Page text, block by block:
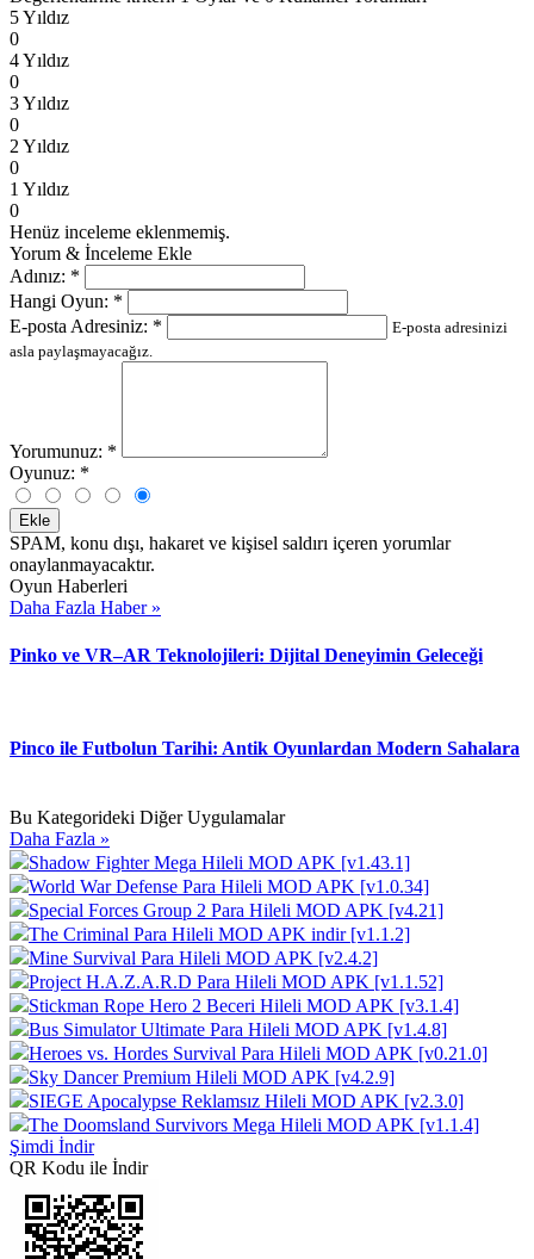
5 Yıldız
0
4 Yıldız
0
3 Yıldız
0
2 Yıldız
0
1 Yıldız
0
Henüz inceleme eklenmemiş.
Yorum & İnceleme Ekle
Adınız: *
Hangi Oyun: *
E-posta Adresiniz: *
E-posta adresinizi
asla paylaşmayacağız.
Yorumunuz: *
Oyunuz: *
Ekle
SPAM, konu dışı, hakaret ve kişisel saldırı içeren yorumlar
onaylanmayacaktır.
Oyun Haberleri
Daha Fazla Haber »
Pinko ve VR–AR Teknolojileri: Dijital Deneyimin Geleceği
Pinco ile Futbolun Tarihi: Antik Oyunlardan Modern Sahalara
Bu Kategorideki Diğer Uygulamalar
Daha Fazla »
Shadow Fighter Mega Hileli MOD APK [v1.43.1]
World War Defense Para Hileli MOD APK [v1.0.34]
Special Forces Group 2 Para Hileli MOD APK [v4.21]
The Criminal Para Hileli MOD APK indir [v1.1.2]
Mine Survival Para Hileli MOD APK [v2.4.2]
Project H.A.Z.A.R.D Para Hileli MOD APK [v1.1.52]
Stickman Rope Hero 2 Beceri Hileli MOD APK [v3.1.4]
Bus Simulator Ultimate Para Hileli MOD APK [v1.4.8]
Heroes vs. Hordes Survival Para Hileli MOD APK [v0.21.0]
Sky Dancer Premium Hileli MOD APK [v4.2.9]
SIEGE Apocalypse Reklamsız Hileli MOD APK [v2.3.0]
The Doomsland Survivors Mega Hileli MOD APK [v1.1.4]
Şimdi İndir
QR Kodu ile İndir